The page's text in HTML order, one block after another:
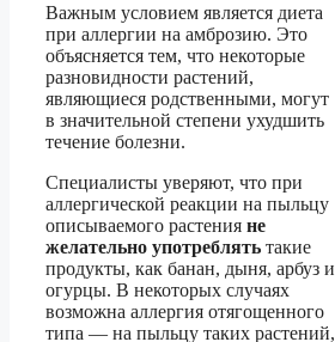
Важным условием является диета
при аллергии на амброзию. Это
объясняется тем, что некоторые
разновидности растений,
являющиеся родственными, могут
в значительной степени ухудшить
течение болезни.
Специалисты уверяют, что при
аллергической реакции на пыльцу
описываемого растения не
желательно употреблять такие
продукты, как банан, дыня, арбуз и
огурцы. В некоторых случаях
возможна аллергия отягощенного
типа — на пыльцу таких растений,